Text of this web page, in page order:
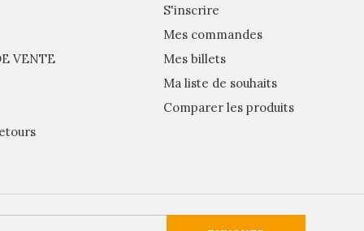
VENTE
S'inscrire
Mes commandes
Mes billets
Ma liste de souhaits
Comparer les produits